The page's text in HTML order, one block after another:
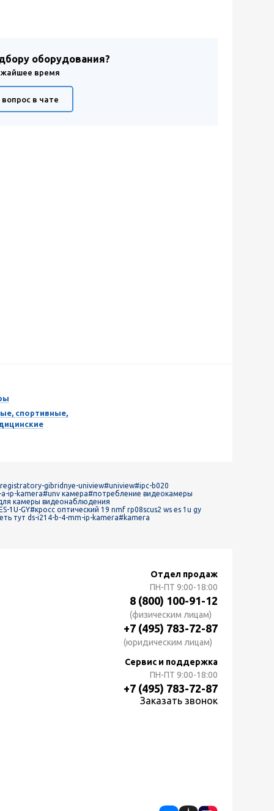
оборудования?
время
в чате
спортивные,
gibridnye-uniview#uniview#ipc-b020
ip-kamera#unv камера#потребление видеокамеры
камеры видеонаблюдения
1U-GY#кросс оптический 19 nmf rp08scus2 ws es 1u gy
тут ds-i214-b-4-mm-ip-kamera#kamera
Отдел продаж
ПН-ПТ 9:00-18:00
8 (800) 100-91-12
(физическим лицам)
+7 (495) 783-72-87
(юридическим лицам)
Сервис и поддержка
ПН-ПТ 9:00-18:00
+7 (495) 783-72-87
Заказать звонок